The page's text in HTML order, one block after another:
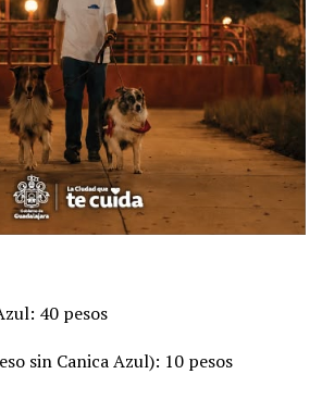
40 pesos
sin Canica Azul): 10 pesos